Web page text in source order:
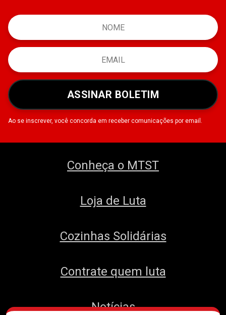
ASSINAR BOLETIM
Ao se inscrever, você concorda em receber comunicações por email.
Conheça o MTST
Loja de Luta
Cozinhas Solidárias
Contrate quem luta
Notícias